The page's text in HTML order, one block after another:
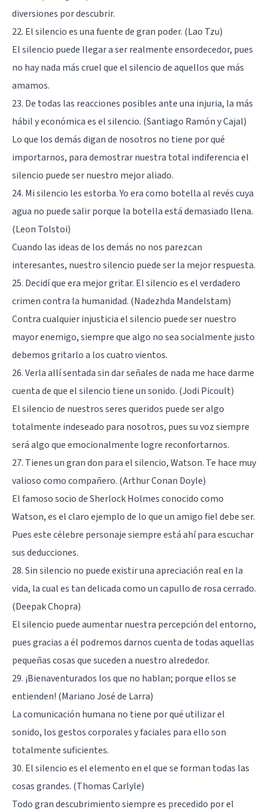
diversiones por descubrir.
22. El silencio es una fuente de gran poder. (Lao Tzu)
El silencio puede llegar a ser realmente ensordecedor, pues
no hay nada más cruel que el silencio de aquellos que más
amamos.
23. De todas las reacciones posibles ante una injuria, la más
hábil y económica es el silencio. (Santiago Ramón y Cajal)
Lo que los demás digan de nosotros no tiene por qué
importarnos, para demostrar nuestra total indiferencia el
silencio puede ser nuestro mejor aliado.
24. Mi silencio les estorba. Yo era como botella al revés cuya
agua no puede salir porque la botella está demasiado llena.
(Leon Tolstoi)
Cuando las ideas de los demás no nos parezcan
interesantes, nuestro silencio puede ser la mejor respuesta.
25. Decidí que era mejor gritar. El silencio es el verdadero
crimen contra la humanidad. (Nadezhda Mandelstam)
Contra cualquier injusticia el silencio puede ser nuestro
mayor enemigo, siempre que algo no sea socialmente justo
debemos gritarlo a los cuatro vientos.
26. Verla allí sentada sin dar señales de nada me hace darme
cuenta de que el silencio tiene un sonido. (Jodi Picoult)
El silencio de nuestros seres queridos puede ser algo
totalmente indeseado para nosotros, pues su voz siempre
será algo que emocionalmente logre reconfortarnos.
27. Tienes un gran don para el silencio, Watson. Te hace muy
valioso como compañero. (Arthur Conan Doyle)
El famoso socio de Sherlock Holmes conocido como
Watson, es el claro ejemplo de lo que un amigo fiel debe ser.
Pues este célebre personaje siempre está ahí para escuchar
sus deducciones.
28. Sin silencio no puede existir una apreciación real en la
vida, la cual es tan delicada como un capullo de rosa cerrado.
(Deepak Chopra)
El silencio puede aumentar nuestra percepción del entorno,
pues gracias a él podremos darnos cuenta de todas aquellas
pequeñas cosas que suceden a nuestro alrededor.
29. ¡Bienaventurados los que no hablan; porque ellos se
entienden! (Mariano José de Larra)
La comunicación humana no tiene por qué utilizar el
sonido, los gestos corporales y faciales para ello son
totalmente suficientes.
30. El silencio es el elemento en el que se forman todas las
cosas grandes. (Thomas Carlyle)
Todo gran descubrimiento siempre es precedido por el